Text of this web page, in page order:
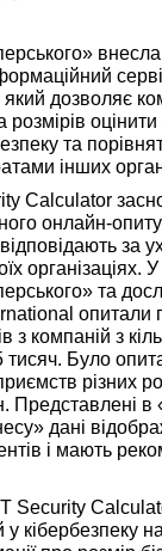
дозволяє
розмірів
та
інших
Calculator
онлайн-
відповідають за
організаціях.
та
опитали
з компаній з
тисяч. Було
різних
Представлені в
дані
і мають
Security
у кібербезпеку